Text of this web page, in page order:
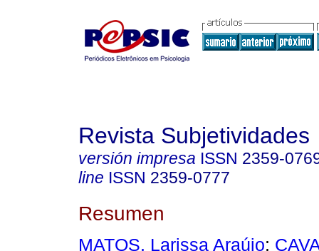
Revista Subjetividades
versión impresa ISSN 2359-
line ISSN 2359-0777
Resumen
MATOS, Larissa Araújo;